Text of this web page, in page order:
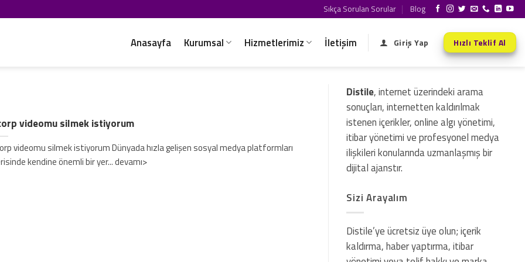
Sıkça Sorulan Sorular Blog
Anasayfa Kurumsal Hizmetlerimiz İletişim Giriş Yap Hızlı Teklif Al
videomu silmek istiyorum
videomu silmek istiyorum Dünyada hızla gelişen sosyal medya platformları
kendine önemli bir yer... devamı>
Distile, internet üzerindeki arama
sonuçları, internetten kaldırılmak
istenen içerikler, online algı yönetimi,
itibar yönetimi ve profesyonel medya
ilişkileri konularında uzmanlaşmış bir
dijital ajanstır.
Sizi Arayalım
Distile’ye ücretsiz üye olun; içerik
kaldırma, haber yaptırma, itibar